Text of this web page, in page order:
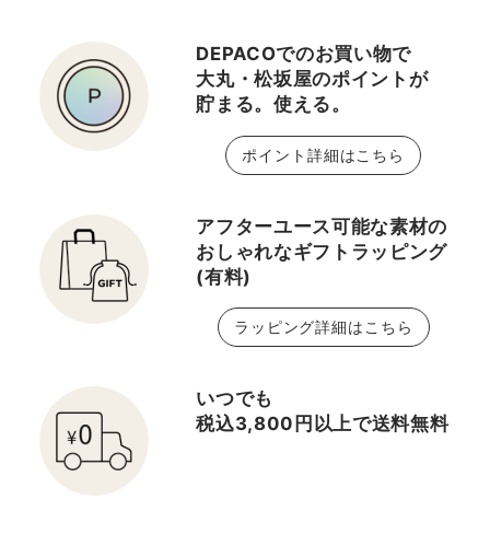
DEPACOでのお買い物で
大丸・松坂屋のポイントが
貯まる。使える。
ポイント詳細はこちら
アフターユース可能な素材の
おしゃれなギフトラッピング
(有料)
ラッピング詳細はこちら
いつでも
税込3,800円以上で送料無料